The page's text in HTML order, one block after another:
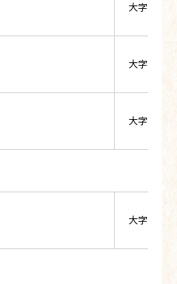
大字小野
大字小野
大字小野
大字小野